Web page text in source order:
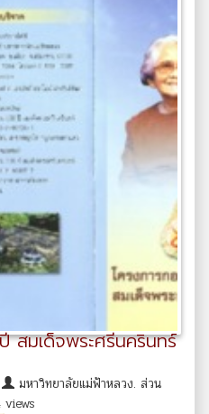
สมเด็จพระศรีนครินทร์
มหาวิทยาลัยแม่ฟ้าหลวง. ส่วน
views